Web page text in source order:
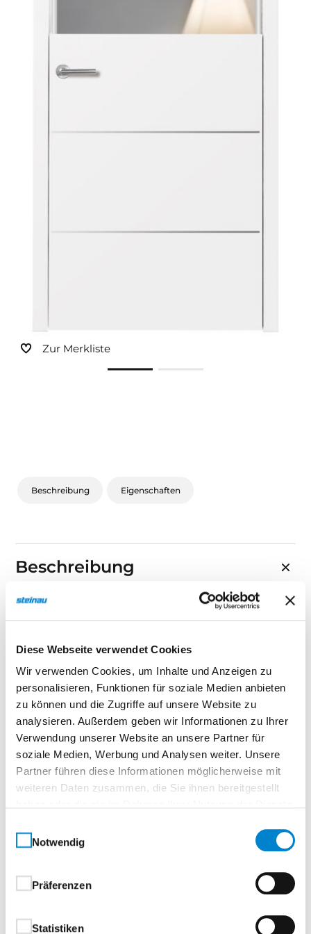
Diese Webseite verwendet Cookies
Wir verwenden Cookies, um Inhalte und Anzeigen zu
personalisieren, Funktionen für soziale Medien anbieten
zu können und die Zugriffe auf unsere Website zu
analysieren. Außerdem geben wir Informationen zu Ihrer
Verwendung unserer Website an unsere Partner für
soziale Medien, Werbung und Analysen weiter. Unsere
Partner führen diese Informationen möglicherweise mit
weiteren Daten zusammen, die Sie ihnen bereitgestellt
Notwendig
Präferenzen
Statistiken
Zur Merkliste
Beschreibung Eigenschaften
Beschreibung
Smart 2 quer + Signum 80
Smart – Diskret. Klar. Stilvoll.Lichtdurchlässig mit
Charakter.
Die Türen der Smart Serie verbinden dezente Eleganz
mit funktionalem Design. Eingearbeitete Glaseinsätze
sorgen für eine angenehme Lichtdurchlässigkeit –
ohne zu viel preiszugeben. So entsteht eine stilvolle
Leichtigkeit, die Räume heller wirken lässt und
zurückhaltend wirkt – ideal für alle, die klare Linien
Ihre Vorteile auf einen Blick:
Glaseinsätze mit begrenzter Durchsicht – für